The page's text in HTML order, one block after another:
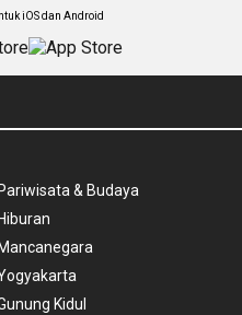
iOS dan Android
Pariwisata & Budaya
Hiburan
Mancanegara
Kidul